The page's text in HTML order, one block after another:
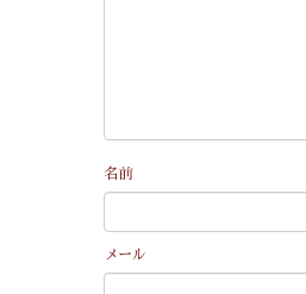
名前
メール